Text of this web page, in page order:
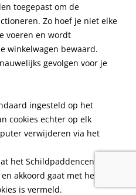
toegepast om de
Zo hoef je niet elke
voeren en wordt
winkelwagen bewaard.
gevolgen voor je
ingesteld op het
cookies echter op elk
verwijderen via het
het Schildpaddencentrum
akkoord gaat met hetgeen
is vermeld.